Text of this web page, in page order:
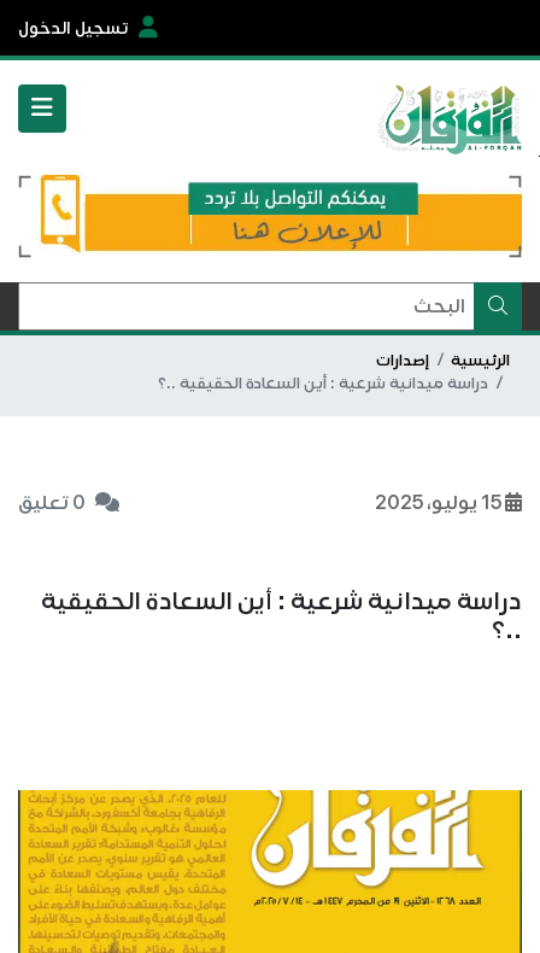
تسجيل الدخول
الرئيسية
إصدارات
دراسة ميدانية شرعية : أين السعادة الحقيقية ..؟
0 تعليق
دراسة ميدانية شرعية : أين السعادة الحقيقية
..؟